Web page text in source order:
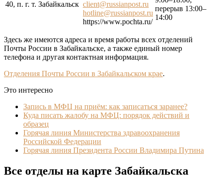
40, п. г. т. Забайкальск client@russianpost.ru
hotline@russianpost.ru
https://www.pochta.ru/
перерыв 13:00–
14:00
Здесь же имеются адреса и время работы всех отделений
Почты России в Забайкальске, а также единый номер
телефона и другая контактная информация.
Отделения Почты России в Забайкальском крае.
Это интересно
Запись в МФЦ на приём: как записаться заранее?
Куда писать жалобу на МФЦ: порядок действий и
образец
Горячая линия Министерства здравоохранения
Российской Федерации
Горячая линия Президента России Владимира Путина
Все отделы на карте Забайкальска